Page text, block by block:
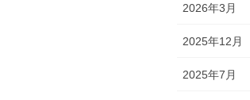
2026年3月
2025年12月
2025年7月